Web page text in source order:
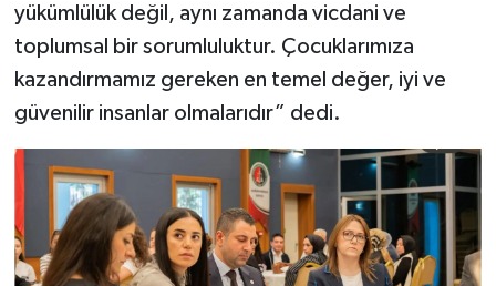
yükümlülük değil, aynı zamanda vicdani ve
toplumsal bir sorumluluktur. Çocuklarımıza
kazandırmamız gereken en temel değer, iyi ve
güvenilir insanlar olmalarıdır” dedi.